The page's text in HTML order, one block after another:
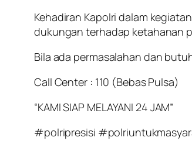
Kehadiran Kapolri dalam
dukungan terhadap ketahanan
Bila ada permasalahan dan
Call Center : 110 (Bebas Pulsa)
“KAMI SIAP MELAYANI 24 JAM”
#polripresisi